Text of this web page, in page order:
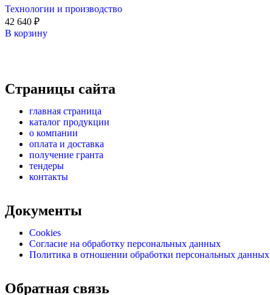
Технологии и производство
42 640 ₽
В корзину
Страницы сайта
главная страница
каталог продукции
о компании
оплата и доставка
получение гранта
тендеры
контакты
Документы
Cookies
Согласие на обработку персональных данных
Политика в отношении обработки персональных данных
Обратная связь